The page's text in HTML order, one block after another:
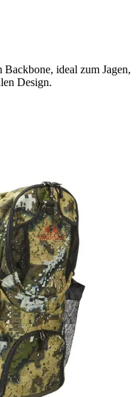
ideal zum Jagen,
Design.